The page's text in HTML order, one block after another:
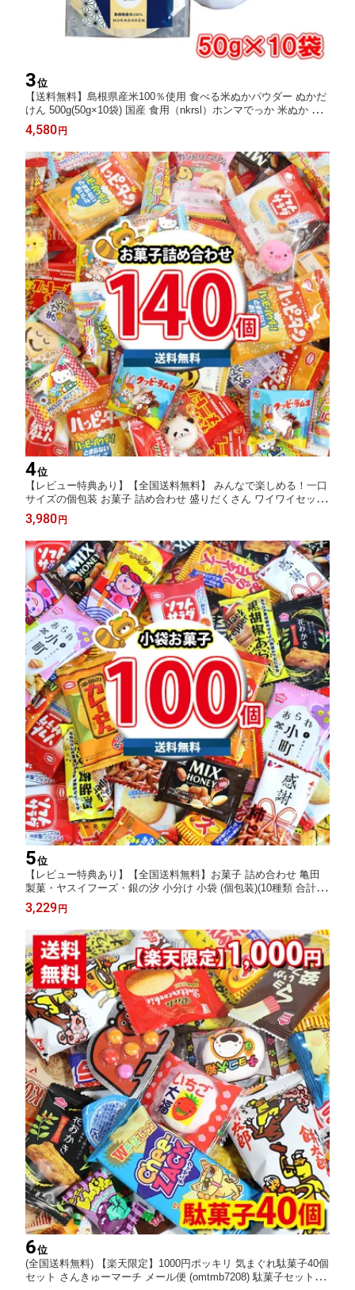
3位
【送料無料】島根県産米100％使用 食べる米ぬかパウダー ぬかだ
けん 500g(50g×10袋) 国産 食用（nkrsl）ホンマでっか 米ぬか 食
べる 食物繊維 粉末 米糠 こめぬか 玄米 腸活 便秘解消 ダイエット
お通じ 健康 美容 無添加 国産 保存料・着色料不使用
4,580 円
4位
【レビュー特典あり】【全国送料無料】 みんなで楽しめる！一口
サイズの個包装 お菓子 詰め合わせ 盛りだくさん ワイワイセット
(140コ)(omtma8716k)【お菓子 詰め合わせ 駄菓子 詰め合わせ 個
包装 お菓子 販促品 お祭り 景品 お菓子 詰め合わせ 業務用 大量
3,980 円
5位
【レビュー特典あり】【全国送料無料】お菓子 詰め合わせ 亀田
製菓・ヤスイフーズ・銀の汐 小分け 小袋 (個包装)(10種類 合計10
0個詰め合わせ) (omtmf0301rsl) 個包装 お菓子 大量 菓子まき 結婚
式 お菓子 詰め合わせ 駄菓子 業務用 販促品 イベント 景品 ばらま
3,229 円
6位
(全国送料無料) 【楽天限定】1000円ポッキリ 気まぐれ駄菓子40個
セット さんきゅーマーチ メール便 (omtmb7208) 駄菓子セット 子